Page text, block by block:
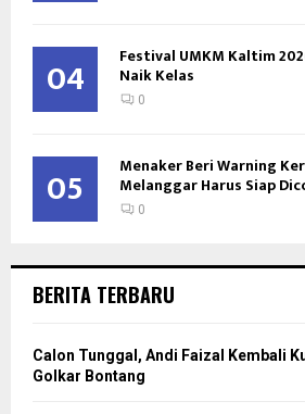
04 Festival UMKM Kaltim
Naik Kelas
0
05 Menaker Beri Warning
Melanggar Harus Siap
0
BERITA TERBARU
Calon Tunggal, Andi Faizal Kembali
Golkar Bontang